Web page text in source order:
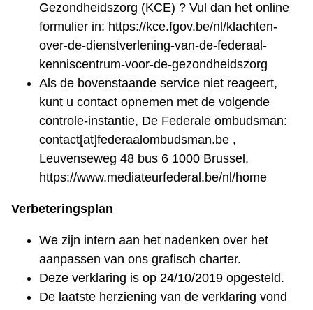
Gezondheidszorg (KCE) ? Vul dan het online
formulier in: https://kce.fgov.be/nl/klachten-
over-de-dienstverlening-van-de-federaal-
kenniscentrum-voor-de-gezondheidszorg
Als de bovenstaande service niet reageert,
kunt u contact opnemen met de volgende
controle-instantie, De Federale ombudsman:
contact[at]federaalombudsman.be ,
Leuvenseweg 48 bus 6 1000 Brussel,
https://www.mediateurfederal.be/nl/home
Verbeteringsplan
We zijn intern aan het nadenken over het
aanpassen van ons grafisch charter.
Deze verklaring is op 24/10/2019 opgesteld.
De laatste herziening van de verklaring vond